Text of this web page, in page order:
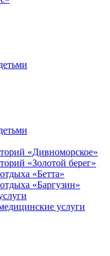
«Дивноморское»
«Золотой берег»
«Бетта»
«Баргузин»
услуги